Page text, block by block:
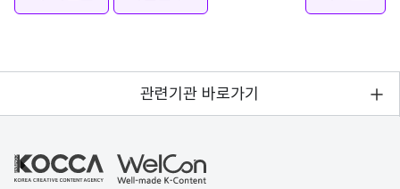
관련기관 바로가기